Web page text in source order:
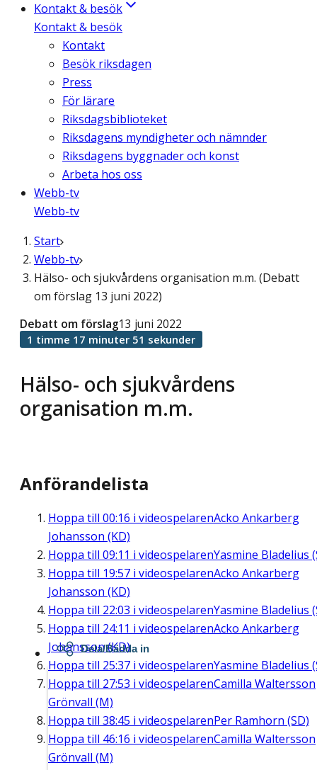
Kontakt & besök
Kontakt & besök
Kontakt
Besök riksdagen
Press
För lärare
Riksdagsbiblioteket
Riksdagens myndigheter och nämnder
Riksdagens byggnader och konst
Arbeta hos oss
Webb-tv
Webb-tv
Start
Webb-tv
Hälso- och sjukvårdens organisation m.m. (Debatt
om förslag 13 juni 2022)
Hälso- och sjukvårdens
organisation m.m.
Debatt om förslag13 juni 2022
1 timme 17 minuter 51 sekunder
Anförandelista
Hoppa till 00:16 i videospelarenAcko Ankarberg
Johansson (KD)
Hoppa till 09:11 i videospelarenYasmine Bladelius
Hoppa till 19:57 i videospelarenAcko Ankarberg
Johansson (KD)
Hoppa till 22:03 i videospelarenYasmine Bladelius
Hoppa till 24:11 i videospelarenAcko Ankarberg
Johansson (KD)
Hoppa till 25:37 i videospelarenYasmine Bladelius
Hoppa till 27:53 i videospelarenCamilla Waltersson
Grönvall (M)
Hoppa till 38:45 i videospelarenPer Ramhorn (SD)
Hoppa till 46:16 i videospelarenCamilla Waltersson
Grönvall (M)
Dela/Bädda in